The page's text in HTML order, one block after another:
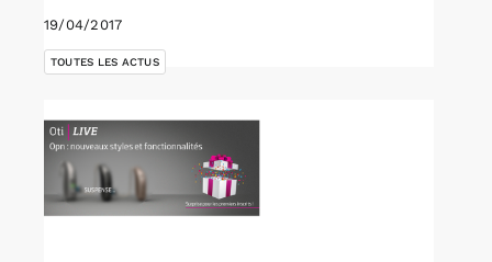
19/04/2017
TOUTES LES ACTUS